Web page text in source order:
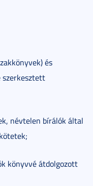
és
szerkesztett
névtelen bírálók által
könyvvé átdolgozott